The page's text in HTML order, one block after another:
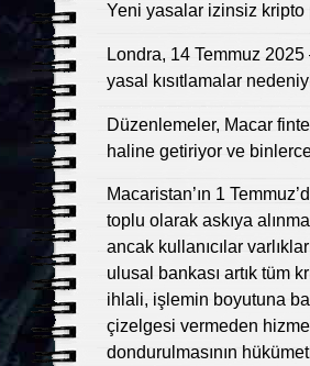
Yeni yasalar izinsiz kripto
Londra, 14 Temmuz
yasal kısıtlamalar
Düzenlemeler, Macar
haline getiriyor ve binlerce
Macaristan’ın 1
toplu olarak askıya
ancak kullanıcılar
ulusal bankası artık tüm
ihlali, işlemin boyutuna
çizelgesi vermeden
dondurulmasının